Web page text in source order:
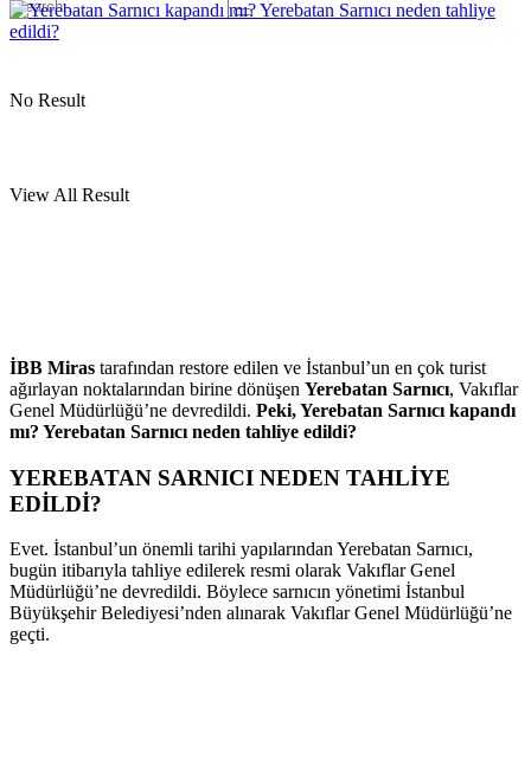
No Result
View All Result
İBB Miras tarafından restore edilen ve İstanbul’un en çok turist
ağırlayan noktalarından birine dönüşen Yerebatan Sarnıcı, Vakıflar
Genel Müdürlüğü’ne devredildi. Peki, Yerebatan Sarnıcı kapandı
mı? Yerebatan Sarnıcı neden tahliye edildi?
YEREBATAN SARNICI NEDEN TAHLİYE
EDİLDİ?
Evet. İstanbul’un önemli tarihi yapılarından Yerebatan Sarnıcı,
bugün itibarıyla tahliye edilerek resmi olarak Vakıflar Genel
Müdürlüğü’ne devredildi. Böylece sarnıcın yönetimi İstanbul
Büyükşehir Belediyesi’nden alınarak Vakıflar Genel Müdürlüğü’ne
geçti.